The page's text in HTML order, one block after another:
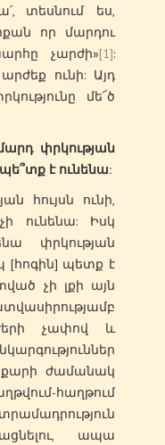
տեսնում ես,
որ մարդու
չարժի»[1]:
ունի: Այդ
մե՜ծ
փրկության
է ունենա:
հույսն ունի,
ունենա: Իսկ
փրկության
[հոգին] պետք է
չի լքի այն
չափով և
ժամանակ
հաղթում
ապա